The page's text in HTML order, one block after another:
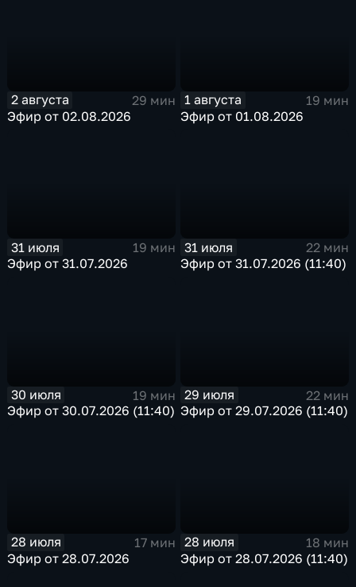
2 августа
29 мин
Эфир от 02.08.2026
1 августа
19 мин
Эфир от 01.08.2026
31 июля
19 мин
Эфир от 31.07.2026
31 июля
22 мин
Эфир от 31.07.2026 (11:40)
30 июля
19 мин
Эфир от 30.07.2026 (11:40)
29 июля
22 мин
Эфир от 29.07.2026 (11:40)
28 июля
17 мин
Эфир от 28.07.2026
28 июля
18 мин
Эфир от 28.07.2026 (11:40)